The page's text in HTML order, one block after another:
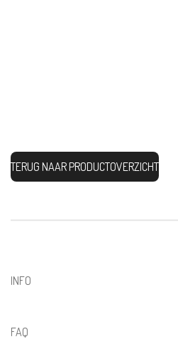
TERUG NAAR PRODUCTOVERZICHT
INFO
FAQ